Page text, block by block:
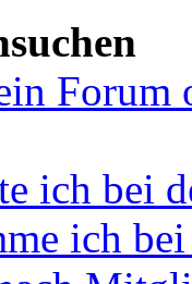
Forum
ich bei
ich